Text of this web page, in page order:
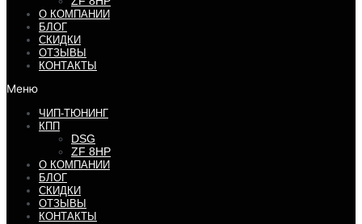
О КОМПАНИИ
БЛОГ
СКИДКИ
ОТЗЫВЫ
КОНТАКТЫ
Меню
ЧИП-ТЮНИНГ
КПП
DSG
ZF 8HP
О КОМПАНИИ
БЛОГ
СКИДКИ
ОТЗЫВЫ
КОНТАКТЫ